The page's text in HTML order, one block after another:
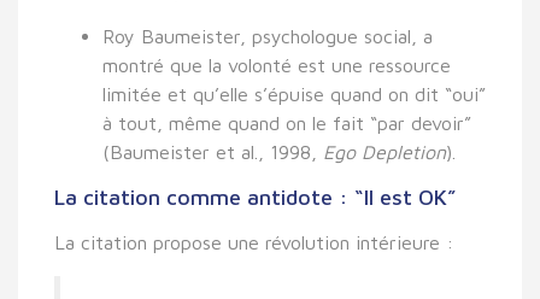
Roy Baumeister , psychologue social, a
montré que la volonté est une ressource
limitée et qu’elle s’épuise quand on dit “oui”
à tout, même quand on le fait “par devoir”
(Baumeister et al., 1998,
Ego Depletion).
La citation comme antidote : “Il est OK”
La citation propose une révolution intérieure :